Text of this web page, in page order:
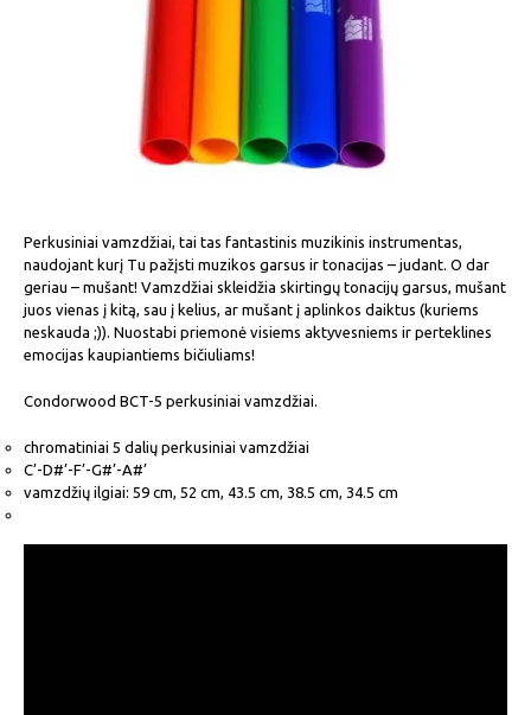
Perkusiniai vamzdžiai, tai tas fantastinis muzikinis instrumentas,
naudojant kurį Tu pažįsti muzikos garsus ir tonacijas – judant. O dar
geriau – mušant! Vamzdžiai skleidžia skirtingų tonacijų garsus, mušant
juos vienas į kitą, sau į kelius, ar mušant į aplinkos daiktus (kuriems
neskauda ;)). Nuostabi priemonė visiems aktyvesniems ir perteklines
emocijas kaupiantiems bičiuliams!
Condorwood BCT-5 perkusiniai vamzdžiai.
chromatiniai 5 dalių perkusiniai vamzdžiai
C’-D#’-F’-G#’-A#’
vamzdžių ilgiai: 59 cm, 52 cm, 43.5 cm, 38.5 cm, 34.5 cm